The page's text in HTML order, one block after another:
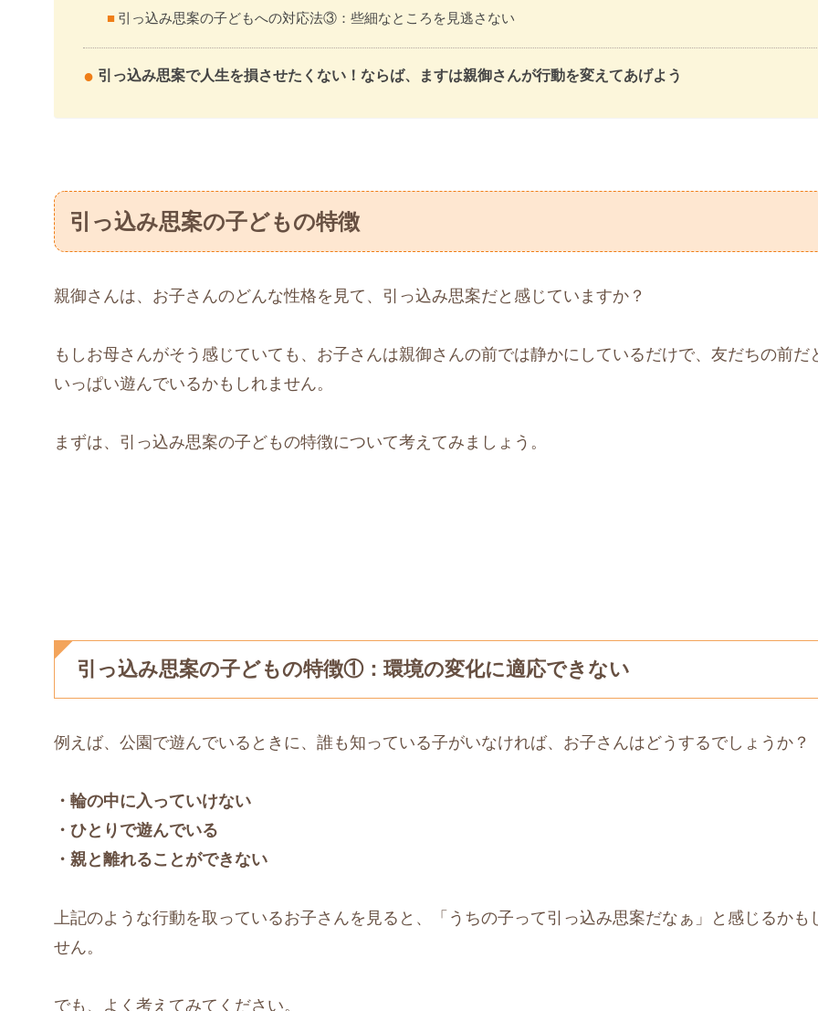
引っ込み思案の子どもへの対応法③：些細なところを見逃さない
引っ込み思案で人生を損させたくない！ならば、ますは親御さんが行動を変えてあげよう
引っ込み思案の子どもの特徴
親御さんは、お子さんのどんな性格を見て、引っ込み思案だと感じていますか？
もしお母さんがそう感じていても、お子さんは親御さんの前では静かにしているだけで、友だちの前だ
いっぱい遊んでいるかもしれません。
まずは、引っ込み思案の子どもの特徴について考えてみましょう。
引っ込み思案の子どもの特徴①：環境の変化に適応できない
例えば、公園で遊んでいるときに、誰も知っている子がいなければ、お子さんはどうするでしょうか？
・輪の中に入っていけない
・ひとりで遊んでいる
・親と離れることができない
上記のような行動を取っているお子さんを見ると、「うちの子って引っ込み思案だなぁ」と感じるかも
せん。
でも、よく考えてみてください。